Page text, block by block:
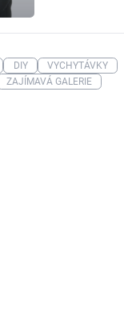
DIY
VYCHYTÁVKY
ZAJÍMAVÁ GALERIE